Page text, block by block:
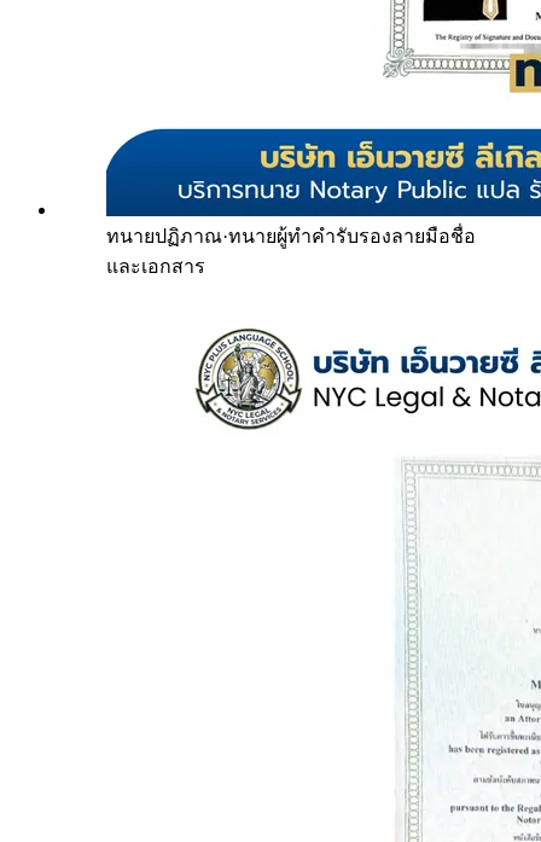
ทนายปฏิภาณ·ทนายผู้ทำคำรับรองลายมือชื่อ
และเอกสาร